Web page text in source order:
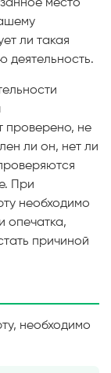
место
ли такая
деятельность.
проверено, не
ли он, нет ли
При
необходимо
опечатка,
причиной
необходимо